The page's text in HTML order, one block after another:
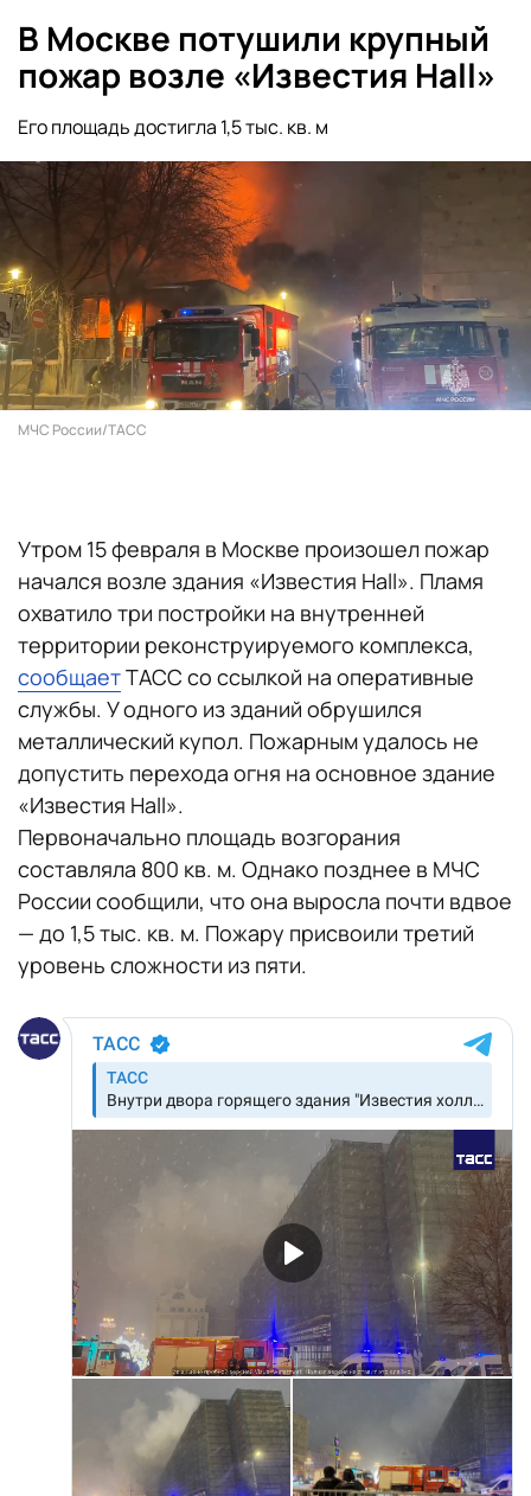
В Москве потушили крупный
пожар возле «Известия Hall»
Его площадь достигла 1,5 тыс. кв. м
МЧС России/ТАСС
Утром 15 февраля в Москве произошел пожар
начался возле здания «Известия Hall». Пламя
охватило три постройки на внутренней
территории реконструируемого комплекса,
сообщаетТАСС со ссылкой на оперативные
службы. У одного из зданий обрушился
металлический купол. Пожарным удалось не
допустить перехода огня на основное здание
«Известия Hall».
Первоначально площадь возгорания
составляла 800 кв. м. Однако позднее в МЧС
России сообщили, что она выросла почти вдвое
— до 1,5 тыс. кв. м. Пожару присвоили третий
уровень сложности из пяти.